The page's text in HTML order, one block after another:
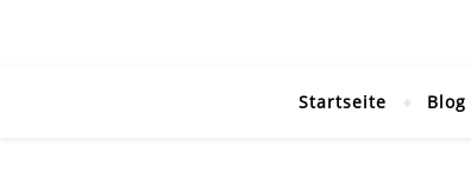
Startseite Blog